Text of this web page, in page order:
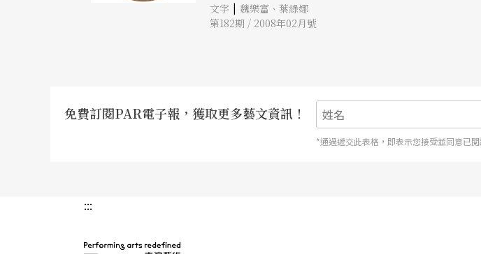
文字 | 魏樂富、葉綠娜
第182期 / 2008年02月號
免費訂閱PAR電子報，獲取更多藝文資訊！
*通過遞交此表格，即表示您接受並同意已
:::